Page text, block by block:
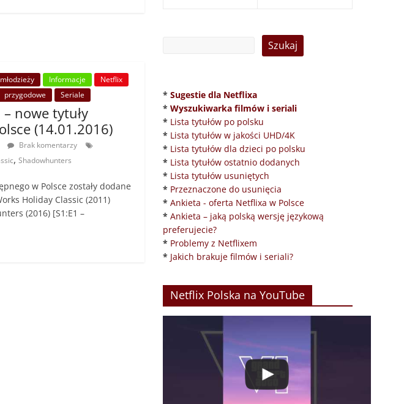
Informacje
Netflix
przygodowe Seriale
nowe tytuły
(14.01.2016)
Brak komentarzy
,Shadowhunters
w Polsce zostały dodane
Holiday Classic (2011)
(2016) [S1:E1 –
* Sugestie dla Netflixa
* Wyszukiwarka filmów i seriali
* Lista tytułów po polsku
* Lista tytułów w jakości UHD/4K
* Lista tytułów dla dzieci po polsku
* Lista tytułów ostatnio dodanych
* Lista tytułów usuniętych
* Przeznaczone do usunięcia
* Ankieta - oferta Netflixa w Polsce
* Ankieta – jaką polską wersję językową
preferujecie?
* Problemy z Netflixem
* Jakich brakuje filmów i seriali?
Netflix Polska na YouTube